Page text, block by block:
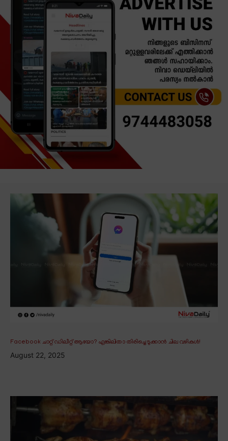
Facebook ചാറ്റ് ഡിലീറ്റ് ആയോ? എങ്കിലിതാ തിരിച്ചെടുക്കാൻ ചില വഴികൾ!
August 22, 2025